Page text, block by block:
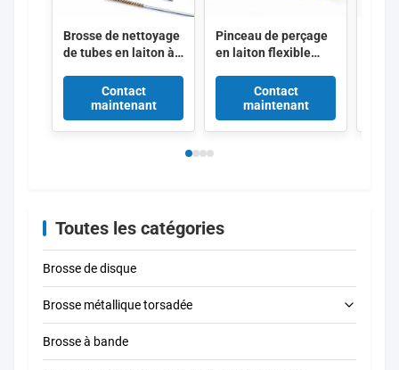
Brosse de nettoyage
de tubes en laiton à
interne Brosse
Deburr pour tuyaux,
moisissures, ports
Contact
maintenant
Pinceau de perçage
en laiton flexible
suspendue Kit de
pinceau de
nettoyage de tuyaux
élimination des
oxydes de rouille
Contact
maintenant
Toutes les catégories
Brosse de disque
Brosse métallique torsadée
brosse de nettoyage de tube
Brosse à bande